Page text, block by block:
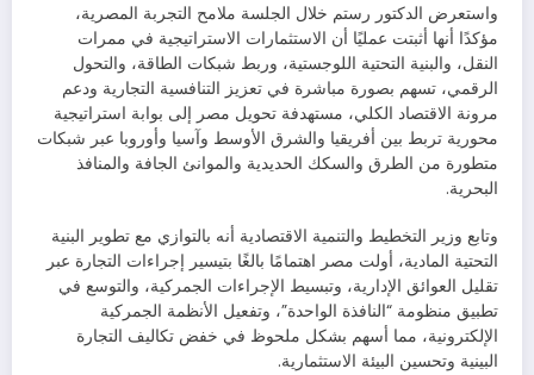
واستعرض الدكتور رستم خلال الجلسة ملامح التجربة المصرية،
مؤكدًا أنها أثبتت عمليًا أن الاستثمارات الاستراتيجية في ممرات
النقل، والبنية التحتية اللوجستية، وربط شبكات الطاقة، والتحول
الرقمي، تسهم بصورة مباشرة في تعزيز التنافسية التجارية ودعم
مرونة الاقتصاد الكلي، مستهدفة تحويل مصر إلى بوابة استراتيجية
محورية تربط بين أفريقيا والشرق الأوسط وآسيا وأوروبا عبر شبكات
متطورة من الطرق والسكك الحديدية والموانئ الجافة والمنافذ
البحرية.
وتابع وزير التخطيط والتنمية الاقتصادية أنه بالتوازي مع تطوير البنية
التحتية المادية، أولت مصر اهتمامًا بالغًا بتيسير إجراءات التجارة عبر
تقليل العوائق الإدارية، وتبسيط الإجراءات الجمركية، والتوسع في
تطبيق منظومة “النافذة الواحدة”، وتفعيل الأنظمة الجمركية
الإلكترونية، مما أسهم بشكل ملحوظ في خفض تكاليف التجارة
البينية وتحسين البيئة الاستثمارية.